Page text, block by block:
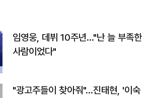
임영웅, 데뷔 10주년…"난 늘 부족한
사람이었다"
"광고주들이 찾아줘"…진태현, '이숙